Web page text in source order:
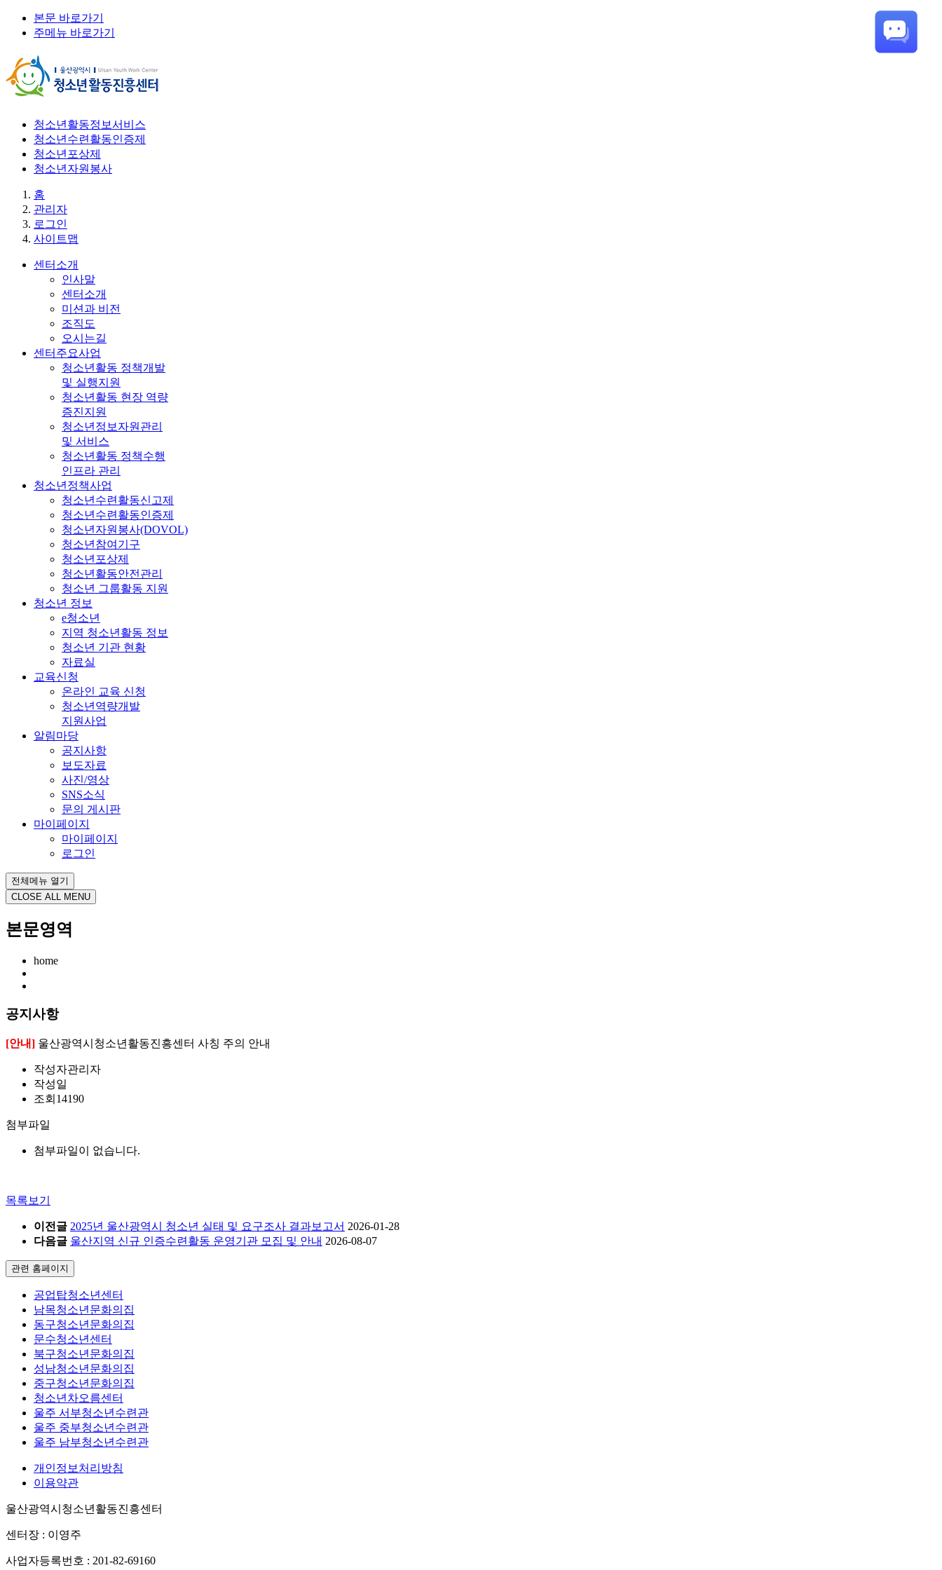
본문 바로가기
주메뉴 바로가기
청소년활동정보서비스
청소년수련활동인증제
청소년포상제
청소년자원봉사
홈
관리자
로그인
사이트맵
센터소개
인사말
센터소개
미션과 비전
조직도
오시는길
센터주요사업
청소년활동 정책개발
및 실행지원
청소년활동 현장 역량
증진지원
청소년정보자원관리
및 서비스
청소년활동 정책수행
인프라 관리
청소년정책사업
청소년수련활동신고제
청소년수련활동인증제
청소년자원봉사(DOVOL)
청소년참여기구
청소년포상제
청소년활동안전관리
청소년 그룹활동 지원
청소년 정보
e청소년
지역 청소년활동 정보
청소년 기관 현황
자료실
교육신청
온라인 교육 신청
청소년역량개발
지원사업
알림마당
공지사항
보도자료
사진/영상
SNS소식
문의 게시판
마이페이지
마이페이지
로그인
전체메뉴 열기
CLOSE ALL MENU
본문영역
home
공지사항
[안내] 울산광역시청소년활동진흥센터 사칭 주의 안내
작성자관리자
작성일
조회 14190
첨부파일
첨부파일이 없습니다.
목록보기
이전글 2025년 울산광역시 청소년 실태 및 요구조사 결과보고서 2026-01-28
다음글 울산지역 신규 인증수련활동 운영기관 모집 및 안내 2026-08-07
관련 홈페이지
공업탑청소년센터
남목청소년문화의집
동구청소년문화의집
문수청소년센터
북구청소년문화의집
성남청소년문화의집
중구청소년문화의집
청소년차오름센터
울주 서부청소년수련관
울주 중부청소년수련관
울주 남부청소년수련관
개인정보처리방침
이용약관
울산광역시청소년활동진흥센터
센터장 : 이영주
사업자등록번호 : 201-82-69160